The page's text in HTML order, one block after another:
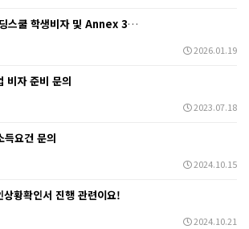
쿨 학생비자 및 Annex 32 수속 사…
2026.01.19
비자 준비 문의
2023.07.18
요건 문의
2024.10.15
상황확인서 진행 관련이요!
2024.10.21